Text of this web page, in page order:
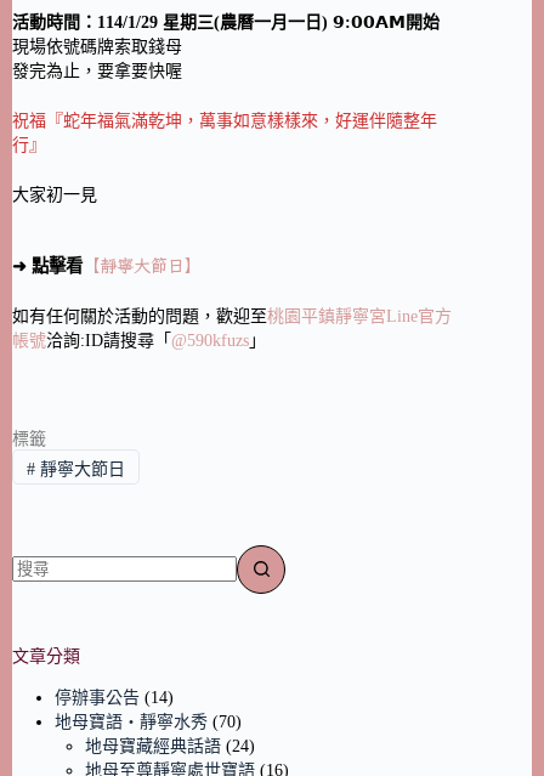
活動時間：114/1/29 星期三(農曆一月一日) 𝟵:𝟬𝟬𝗔𝗠開始
現場依號碼牌索取錢母
發完為止，要拿要快喔
祝福『蛇年福氣滿乾坤，萬事如意樣樣來，好運伴隨整年
行』
大家初一見
➜ 點擊看【靜寧大節日】
如有任何關於活動的問題，歡迎至桃園平鎮靜寧宮Line官方
帳號洽詢:ID請搜尋「 @590kfuzs 」
標籤
#靜寧大節日
文章分類
停辦事公告 (14)
地母寶語‧靜寧水秀 (70)
地母寶藏經典話語 (24)
地母至尊靜寧處世寶語 (16)